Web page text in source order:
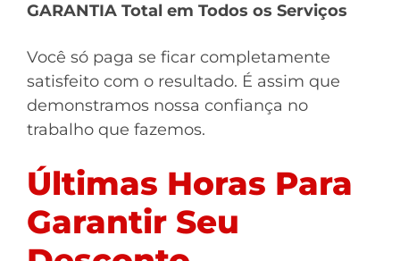
GARANTIA Total em Todos os Serviços
Você só paga se ficar completamente
satisfeito com o resultado. É assim que
demonstramos nossa confiança no
trabalho que fazemos.
Últimas Horas Para
Garantir Seu